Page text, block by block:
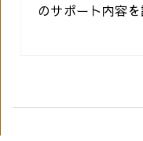
のサポート内容を